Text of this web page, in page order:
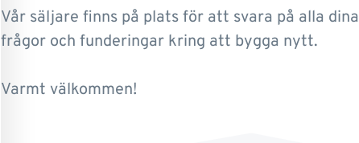
Vår säljare finns på plats för att svara på alla dina
frågor och funderingar kring att bygga nytt.
Varmt välkommen!